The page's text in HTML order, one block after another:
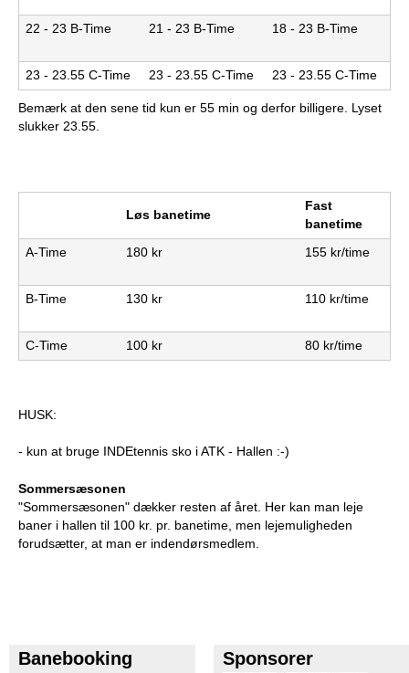
22 - 23 B-Time 21 - 23 B-Time 18 - 23 B-Time
23 - 23.55 C-Time 23 - 23.55 C-Time 23 - 23.55 C-Time
Bemærk at den sene tid kun er 55 min og derfor billigere. Lyset
slukker 23.55.
Løs banetime
Fast
banetime
A-Time 180 kr 155 kr/time
B-Time 130 kr 110 kr/time
C-Time 100 kr 80 kr/time
HUSK:
- kun at bruge INDEtennis sko i ATK - Hallen :-)
Sommersæsonen
"Sommersæsonen" dækker resten af året. Her kan man leje
baner i hallen til 100 kr. pr. banetime, men lejemuligheden
forudsætter, at man er indendørsmedlem.
Banebooking Sponsorer